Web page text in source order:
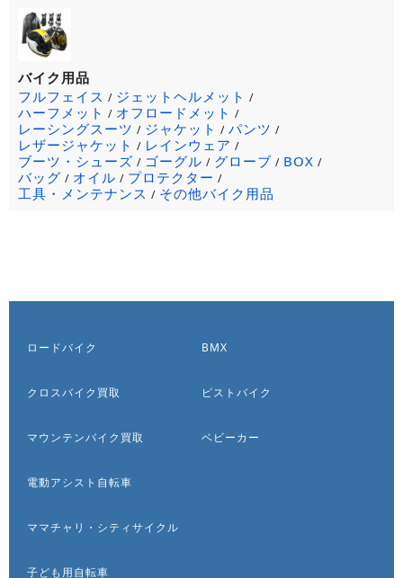
バイク用品
フルフェイス / ジェットヘルメット /
ハーフメット / オフロードメット /
レーシングスーツ / ジャケット / パンツ /
レザージャケット / レインウェア /
ブーツ・シューズ / ゴーグル / グローブ / BOX /
バッグ / オイル / プロテクター /
工具・メンテナンス / その他バイク用品
ロードバイク
クロスバイク買取
マウンテンバイク買取
電動アシスト自転車
ママチャリ・シティサイクル
子ども用自転車
BMX
ピストバイク
ベビーカー